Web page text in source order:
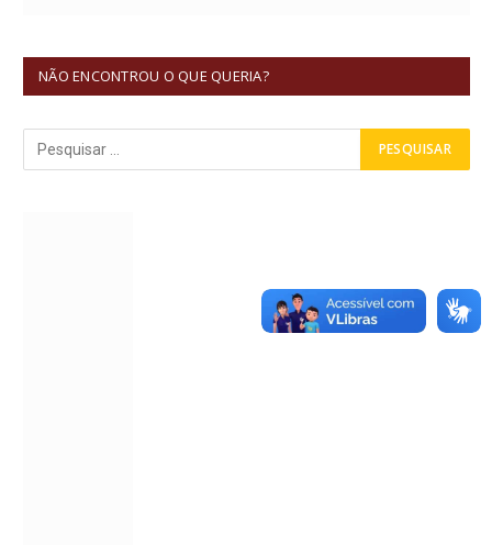
NÃO ENCONTROU O QUE QUERIA?